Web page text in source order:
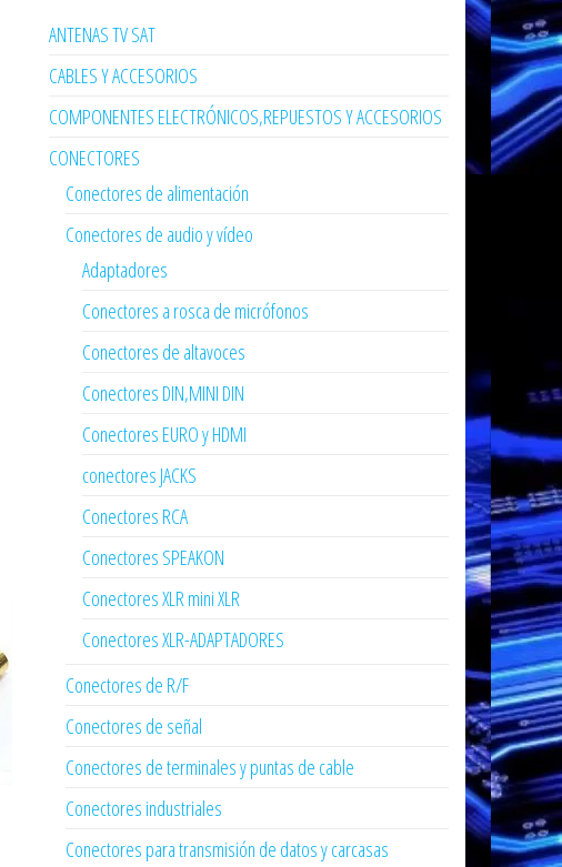
ANTENAS TV SAT
CABLES Y ACCESORIOS
COMPONENTES ELECTRÓNICOS,REPUESTOS Y ACCESORIOS
CONECTORES
Conectores de alimentación
Conectores de audio y vídeo
Adaptadores
Conectores a rosca de micrófonos
Conectores de altavoces
Conectores DIN,MINI DIN
Conectores EURO y HDMI
conectores JACKS
Conectores RCA
Conectores SPEAKON
Conectores XLR mini XLR
Conectores XLR-ADAPTADORES
Conectores de R/F
Conectores de señal
Conectores de terminales y puntas de cable
Conectores industriales
Conectores para transmisión de datos y carcasas